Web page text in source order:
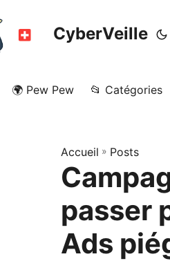
CyberVeille
🌍 Pew Pew 📂 Catégories
Accueil » Posts
passer
Ads